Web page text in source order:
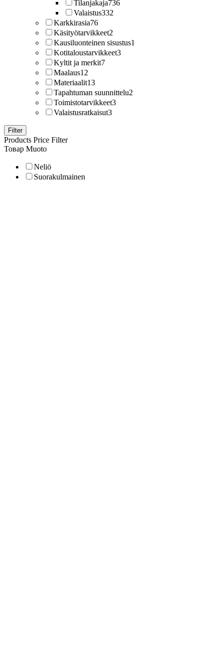
Tilanjakaja736
Valaistus332
Karkkirasia76
Käsityötarvikkeet2
Kausiluonteinen sisustus1
Kotitaloustarvikkeet3
Kyltit ja merkit7
Maalaus12
Materiaalit13
Tapahtuman suunnittelu2
Toimistotarvikkeet3
Valaistusratkaisut3
Filter
Products Price Filter
Товар Muoto
Neliö
Suorakulmainen